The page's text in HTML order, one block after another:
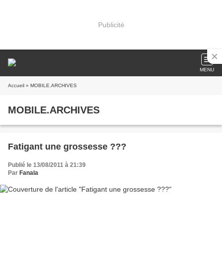
Publicité
MENU
Accueil » MOBILE.ARCHIVES
MOBILE.ARCHIVES
Fatigant une grossesse ???
Publié le 13/08/2011 à 21:39
Par Fanala